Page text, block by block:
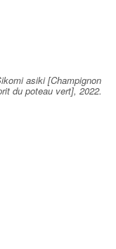
asiki [Champignon
du poteau vert], 2022.